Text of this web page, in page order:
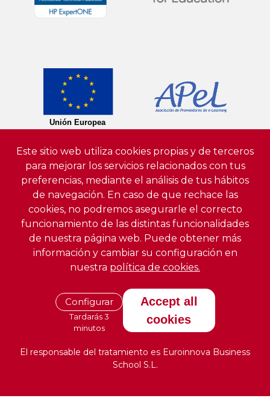
Este sitio web utiliza cookies propias y de terceros
para mejorar los servicios relacionados con tus
preferencias, mediante el análisis de tus hábitos
de navegación. En caso de que rechace las
cookies, no podremos asegurarle el correcto
funcionamiento de las distintas funcionalidades
de nuestra página web. Puede obtener más
información y cambiar su configuración en
nuestra política de cookies.
Configurar
Tardarás 3
minutos
Accept all
cookies
El responsable del tratamiento es Euroinnova Business
School S.L.